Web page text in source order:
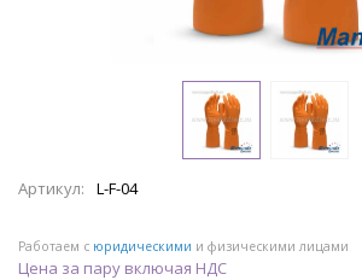
Артикул: L-F-04
Работаем с юридическими и физическими лицами
Цена за пару включая НДС